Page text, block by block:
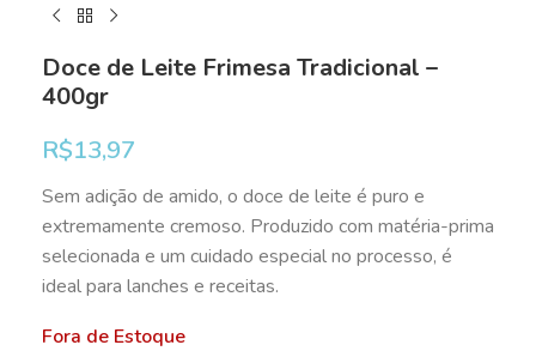
Doce de Leite Frimesa Tradicional –
400gr
R$13,97
Sem adição de amido, o doce de leite é puro e
extremamente cremoso. Produzido com matéria-prima
selecionada e um cuidado especial no processo, é
ideal para lanches e receitas.
Fora de Estoque